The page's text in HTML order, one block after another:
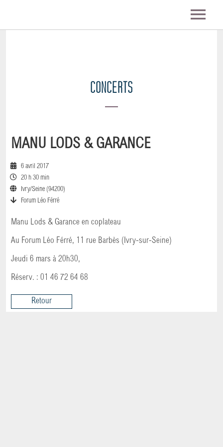
DISCOGRAPHIE
VIDEO
CONTACT
CONCERTS
MANU LODS & GARANCE
6 avril 2017
20 h 30 min
Ivry/Seine (94200)
Forum Léo Férré
Manu Lods & Garance en coplateau
Au Forum Léo Férré, 11 rue Barbès (Ivry-sur-Seine)
Jeudi 6 mars à 20h30,
Réserv. : 01 46 72 64 68
Retour